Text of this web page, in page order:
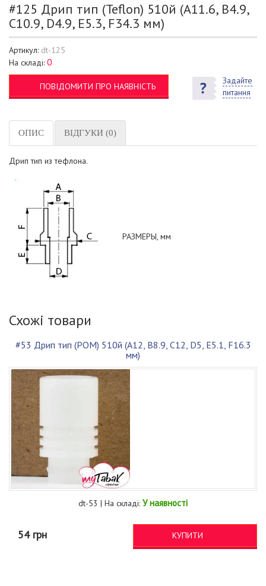
#125 Дрип тип (Teflon) 510й (A11.6, B4.9,
C10.9, D4.9, E5.3, F34.3 мм)
Артикул: dt-125
На складі: 0
ПОВІДОМИТИ ПРО НАЯВНІСТЬ
Задайте
питання
ОПИС ВІДГУКИ (0)
Дрип тип из тефлона.
РАЗМЕРЫ, мм
Схожі товари
#53 Дрип тип (POM) 510й (A12, B8.9, C12, D5, E5.1, F16.3
мм)
dt-53 | На складі: У наявності
54 грн КУПИТИ